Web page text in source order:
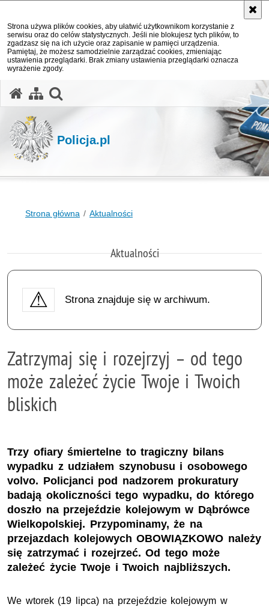
Strona używa plików cookies, aby ułatwić użytkownikom korzystanie z
serwisu oraz do celów statystycznych. Jeśli nie blokujesz tych plików, to
zgadzasz się na ich użycie oraz zapisanie w pamięci urządzenia.
Pamiętaj, że możesz samodzielnie zarządzać cookies, zmieniając
ustawienia przeglądarki. Brak zmiany ustawienia przeglądarki oznacza
wyrażenie zgody.
Policja.pl
Strona główna Aktualności
Aktualności
Strona znajduje się w archiwum.
Zatrzymaj się i rozejrzyj – od tego
może zależeć życie Twoje i Twoich
bliskich
Trzy ofiary śmiertelne to tragiczny bilans
wypadku z udziałem szynobusu i osobowego
volvo. Policjanci pod nadzorem prokuratury
badają okoliczności tego wypadku, do którego
doszło na przejeździe kolejowym w Dąbrówce
Wielkopolskiej. Przypominamy, że na
przejazdach kolejowych OBOWIĄZKOWO należy
się zatrzymać i rozejrzeć. Od tego może
zależeć życie Twoje i Twoich najbliższych.
We wtorek (19 lipca) na przejeździe kolejowym w